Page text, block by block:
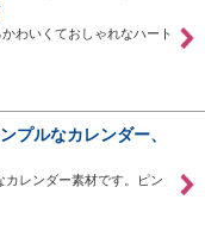
わいくておしゃれなハート
プルなカレンダー、
レンダー素材です。ピン